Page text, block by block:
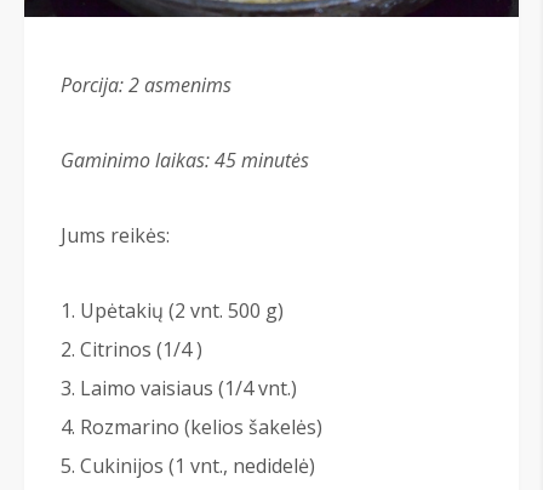
Porcija: 2asmenims
Gaminimo laikas: 45 minutės
Jums reikės:
Upėtakių (2 vnt. 500 g)
Citrinos (1/4 )
Laimo vaisiaus (1/4 vnt.)
Rozmarino (kelios šakelės)
Cukinijos (1 vnt., nedidelė)